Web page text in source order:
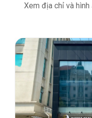
Xem địa chỉ và